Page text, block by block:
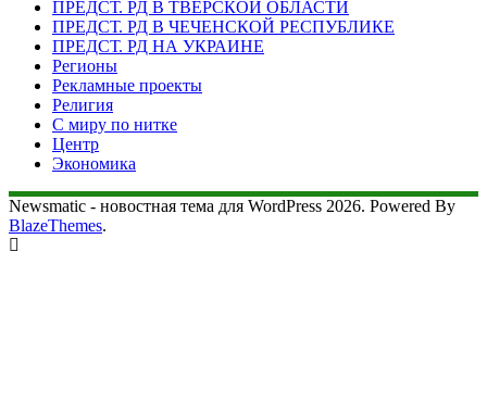
ПРЕДСТ. РД В ТВЕРСКОЙ ОБЛАСТИ
ПРЕДСТ. РД В ЧЕЧЕНСКОЙ РЕСПУБЛИКЕ
ПРЕДСТ. РД НА УКРАИНЕ
Регионы
Рекламные проекты
Религия
С миру по нитке
Центр
Экономика
Newsmatic - новостная тема для WordPress 2026. Powered By
BlazeThemes.